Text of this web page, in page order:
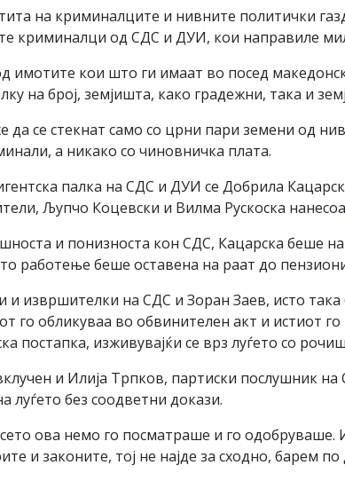
на криминалците и нивните политички
криминалци од СДС и ДУИ, кои направиле
имотите кои што ги имаат во посед
на број, земјишта, како градежни, така и
се стекнат само со црни пари земени од
а никако со чиновничка плата.
палка на СДС и ДУИ се Добрила
Љупчо Коцевски и Вилма Рускоска
и понизноста кон СДС, Кацарска беше
работење беше оставена на раат до
извршителки на СДС и Зоран Заев, исто
го обликуваа во обвинителен акт и истиот
постапка, изживувајќи се врз луѓето со
и Илија Трпков, партиски послушник
луѓето без соодветни докази.
ова немо го посматраше и го одобруваше.
и законите, тој не најде за сходно, барем